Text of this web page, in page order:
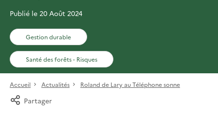
Publié le 20 Août 2024
Gestion durable
Santé des forêts - Risques
Accueil Actualités Roland de Lary au Téléphone sonne
Partager